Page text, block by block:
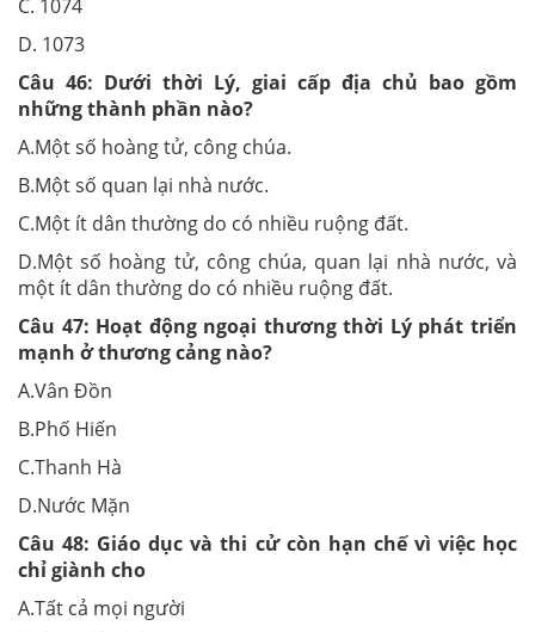
C. 1074
D. 1073
Câu 46: Dưới thời Lý, giai cấp địa chủ bao gồm
những thành phần nào?
A.Một số hoàng tử, công chúa.
B.Một số quan lại nhà nước.
C.Một ít dân thường do có nhiều ruộng đất.
D.Một số hoàng tử, công chúa, quan lại nhà nước, và
một ít dân thường do có nhiều ruộng đất.
Câu 47: Hoạt động ngoại thương thời Lý phát triển
mạnh ở thương cảng nào?
A.Vân Đồn
B.Phố Hiến
C.Thanh Hà
D.Nước Mặn
Câu 48: Giáo dục và thi cử còn hạn chế vì việc học
chỉ giành cho
A.Tất cả mọi người